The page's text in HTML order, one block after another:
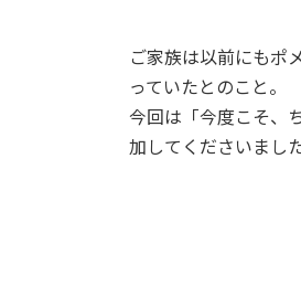
ご家族は以前にもポ
っていたとのこと。
今回は「今度こそ、
加してくださいました